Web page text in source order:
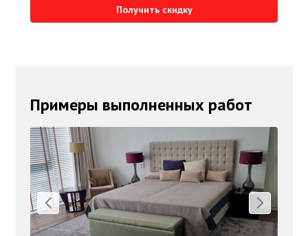
Получить скидку
Примеры выполненных работ